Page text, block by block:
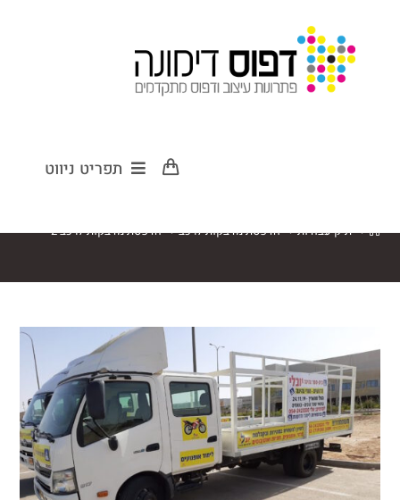
תפריט ניווט
> תיק עבודות > הדפסת מדבקות לרכב > הדפסת מדבקות לרכב 2